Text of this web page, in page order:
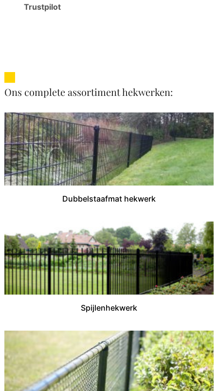
Trustpilot
Ons complete assortiment hekwerken:
Dubbelstaafmat hekwerk
Spijlenhekwerk